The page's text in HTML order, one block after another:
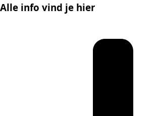
Alle info vind je hier